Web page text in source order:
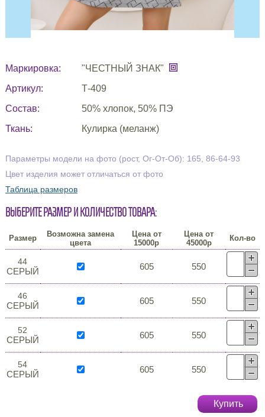
Маркировка:
"ЧЕСТНЫЙ ЗНАК"
Артикул:
Т-409
Состав:
50% хлопок, 50% ПЭ
Ткань:
Кулирка (меланж)
Параметры модели на фото (рост, Ог-От-Об): 165, 86-64-93
Цвет изделия может отличаться от фото
Таблица размеров
Выберите размер и количество товара:
Размер
Возможна замена
цвета
Цена от
15000р
Цена от
45000р
Кол-во
44
СЕРЫЙ 605 550
46
СЕРЫЙ 605 550
52
СЕРЫЙ 605 550
54
СЕРЫЙ 605 550
Купить